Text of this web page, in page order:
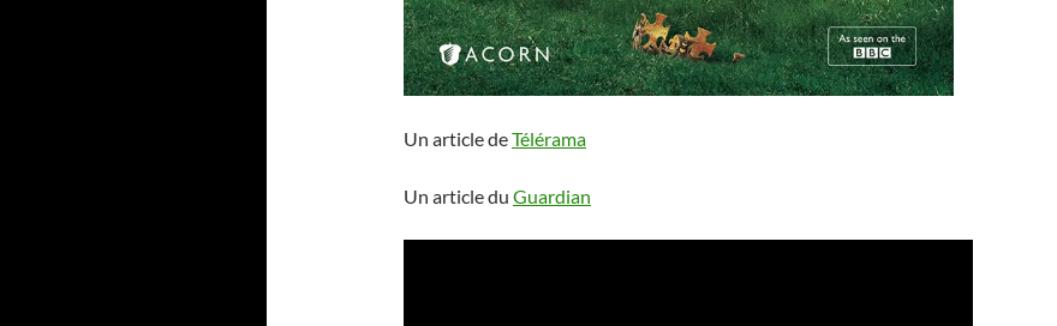
Un article deTélérama
Un article du Guardian